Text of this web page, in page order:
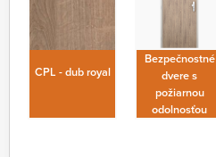
CPL - dub royal
Bezpečnostné
dvere s
požiarnou
odolnosťou